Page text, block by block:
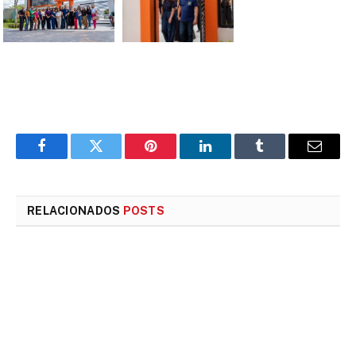
FacebookTwitter Pinterest LinkedInTumblr
E-
RELACIONADOS POSTS